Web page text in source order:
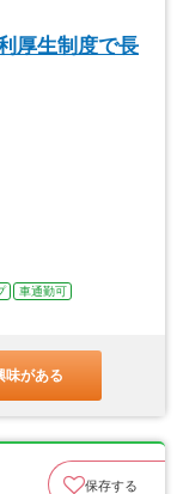
厚生制度で長
車通勤可
味がある
保存する